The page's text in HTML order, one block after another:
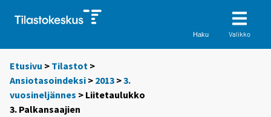
Haku Valikko
Etusivu > Tilastot >
Ansiotasoindeksi > 2013 >3.
vuosineljännes > Liitetaulukko
3. Palkansaajien